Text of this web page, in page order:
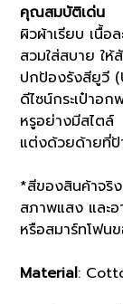
คุณสมบัติเด่น
ผิวผ้าเรียบ เนื้อ
สวมใส่สบาย ใ
ปกป้องรังสียูวี
ดีไซน์กระเป๋าอ
หรูอย่างมีสไตล์
แต่งด้วยด้ายที่ป้
*สีของสินค้าจริ
สภาพแสง และ
หรือสมาร์ทโฟน
Material: